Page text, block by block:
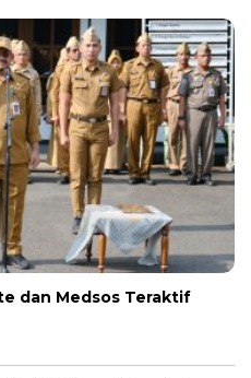
dan Medsos Teraktif